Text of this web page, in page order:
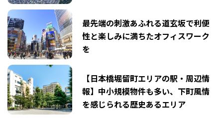
最先端の刺激あふれる道玄坂で利便
性と楽しみに満ちたオフィスワーク
を
【日本橋堀留町エリアの駅・周辺情
報】中小規模物件も多い、下町風情
を感じられる歴史あるエリア